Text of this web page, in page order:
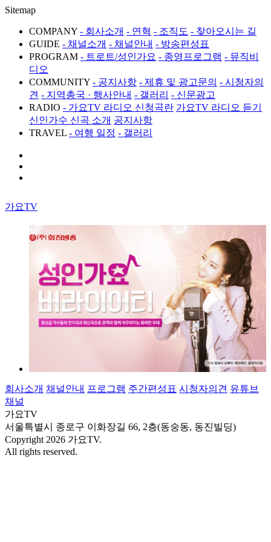
Sitemap
COMPANY - 회사소개 - 연혁 - 조직도 - 찾아오시는 길
GUIDE - 채널소개 - 채널안내 - 방송편성표
PROGRAM - 트로트/성인가요 - 종영프로그램 - 뮤직비
디오
COMMUNITY - 공지사항 - 제휴 및 광고문의 - 시청자의
견 - 지역총국 · 행사안내 - 갤러리 - 신문광고
RADIO - 가요TV 라디오 신청곡란 가요TV 라디오 듣기
신인가수 신곡 소개 공지사항
TRAVEL - 여행 일정 - 갤러리
가요TV
회사소개 채널안내 프로그램 주간편성표 시청자의견 유튜브
채널
가요TV
서울특별시 종로구 이화장길 66, 2층(동숭동, 동진빌딩)
Copyright 2026 가요TV.
All rights reserved.